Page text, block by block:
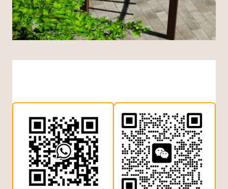
Arabic
Chinese (China)
Japanese
Turkish
Dutch